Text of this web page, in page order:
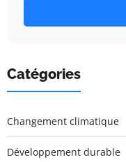
Catégories
Changement climatique
Développement durable